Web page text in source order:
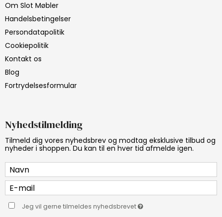
Om Slot Møbler
Handelsbetingelser
Persondatapolitik
Cookiepolitik
Kontakt os
Blog
Fortrydelsesformular
Nyhedstilmelding
Tilmeld dig vores nyhedsbrev og modtag eksklusive tilbud og
nyheder i shoppen. Du kan til en hver tid afmelde igen.
Jeg vil gerne tilmeldes nyhedsbrevet